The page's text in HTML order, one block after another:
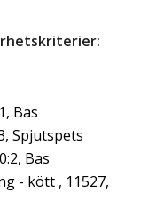
Bas
Spjutspets
Bas
- kött , 11527,